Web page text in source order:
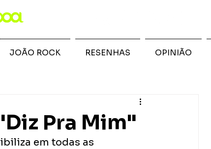
Pra Mim"
em todas as
JOÃO ROCK RESENHAS OPINIÃO